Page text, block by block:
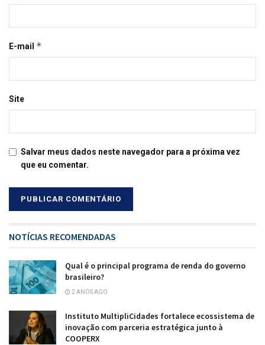
E-mail *
Site
Salvar meus dados neste navegador para a próxima vez
que eu comentar.
NOTÍCIAS RECOMENDADAS
Qual é o principal programa de renda do governo
brasileiro?
2 ANOS AGO
Instituto MultipliCidades fortalece ecossistema de
inovação com parceria estratégica junto à
COOPERX